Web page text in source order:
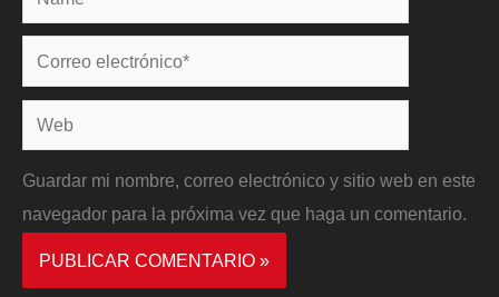
Correo
electrónico*
Web
Guardar mi nombre, correo electrónico y sitio web en este
navegador para la próxima vez que haga un comentario.